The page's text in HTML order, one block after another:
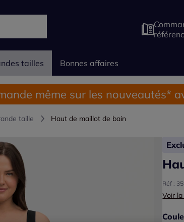
tailles Bonnes affaires
même sur les nouveautés*
taille Haut de maillot de bain
Réf :
Voir